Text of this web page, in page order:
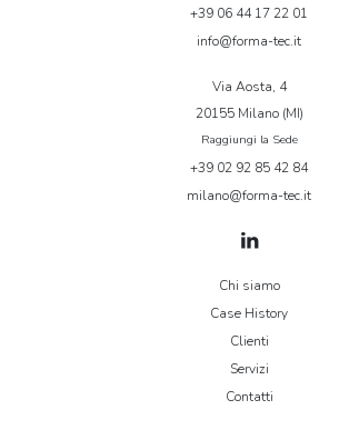
+39 06 44 17 22 01
info@forma-tec.it
Via Aosta, 4
20155 Milano (MI)
Raggiungi la Sede
+39 02 92 85 42 84
milano@forma-tec.it
Chi siamo
Case History
Clienti
Servizi
Contatti